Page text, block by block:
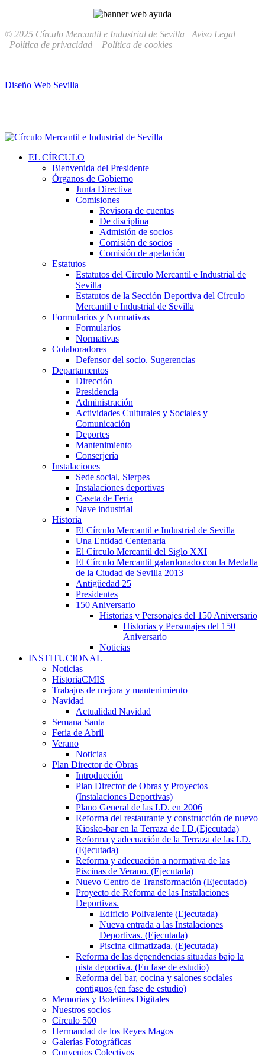
© 2025 Círculo Mercantil e Industrial de Sevilla Aviso Legal
Política de privacidad
Política de cookies
Diseño Web Sevilla
EL CÍRCULO
Bienvenida del Presidente
Órganos de Gobierno
Junta Directiva
Comisiones
Revisora de cuentas
De disciplina
Admisión de socios
Comisión de socios
Comisión de apelación
Estatutos
Estatutos del Círculo Mercantil e Industrial de
Sevilla
Estatutos de la Sección Deportiva del Círculo
Mercantil e Industrial de Sevilla
Formularios y Normativas
Formularios
Normativas
Colaboradores
Defensor del socio. Sugerencias
Departamentos
Dirección
Presidencia
Administración
Actividades Culturales y Sociales y
Comunicación
Deportes
Mantenimiento
Conserjería
Instalaciones
Sede social, Sierpes
Instalaciones deportivas
Caseta de Feria
Nave industrial
Historia
El Círculo Mercantil e Industrial de Sevilla
Una Entidad Centenaria
El Círculo Mercantil del Siglo XXI
El Círculo Mercantil galardonado con la Medalla
de la Ciudad de Sevilla 2013
Antigüedad 25
Presidentes
150 Aniversario
Historias y Personajes del 150 Aniversario
Historias y Personajes del 150
Aniversario
Noticias
INSTITUCIONAL
Noticias
HistoriaCMIS
Trabajos de mejora y mantenimiento
Navidad
Actualidad Navidad
Semana Santa
Feria de Abril
Verano
Noticias
Plan Director de Obras
Introducción
Plan Director de Obras y Proyectos
(Instalaciones Deportivas)
Plano General de las I.D. en 2006
Reforma del restaurante y construcción de nuevo
Kiosko-bar en la Terraza de I.D.(Ejecutada)
Reforma y adecuación de la Terraza de las I.D.
(Ejecutada)
Reforma y adecuación a normativa de las
Piscinas de Verano. (Ejecutada)
Nuevo Centro de Transformación (Ejecutado)
Proyecto de Reforma de las Instalaciones
Deportivas.
Edificio Polivalente (Ejecutada)
Nueva entrada a las Instalaciones
Deportivas. (Ejecutada)
Piscina climatizada. (Ejecutada)
Reforma de las dependencias situadas bajo la
pista deportiva. (En fase de estudio)
Reforma del bar, cocina y salones sociales
contiguos (en fase de estudio)
Memorias y Boletines Digitales
Nuestros socios
Círculo 500
Hermandad de los Reyes Magos
Galerías Fotográficas
Convenios Colectivos